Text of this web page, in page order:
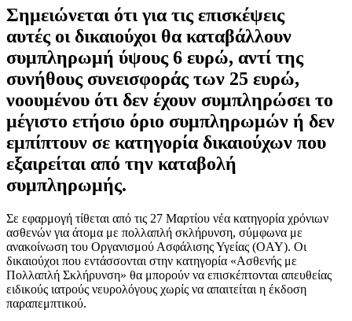
Σημειώνεται ότι για τις επισκέψεις
αυτές οι δικαιούχοι θα καταβάλλουν
συμπληρωμή ύψους 6 ευρώ, αντί της
συνήθους συνεισφοράς των 25 ευρώ,
νοουμένου ότι δεν έχουν συμπληρώσει το
μέγιστο ετήσιο όριο συμπληρωμών ή δεν
εμπίπτουν σε κατηγορία δικαιούχων που
εξαιρείται από την καταβολή
συμπληρωμής.
Σε εφαρμογή τίθεται από τις 27 Μαρτίου νέα κατηγορία χρόνιων
ασθενών για άτομα με πολλαπλή σκλήρυνση, σύμφωνα με
ανακοίνωση του Οργανισμού Ασφάλισης Υγείας (OAY). Oι
δικαιούχοι που εντάσσονται στην κατηγορία «Ασθενής με
Πολλαπλή Σκλήρυνση» θα μπορούν να επισκέπτονται απευθείας
ειδικούς ιατρούς νευρολόγους χωρίς να απαιτείται η έκδοση
παραπεμπτικού.